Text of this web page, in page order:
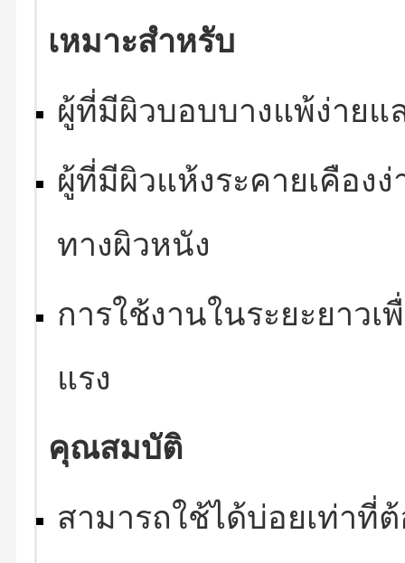
เหมาะสำหรับ
ผู้ที่มีผิวบอบบางแพ้ง่ายแ
ผู้ที่มีผิวแห้งระคายเคือง
ทางผิวหนัง
การใช้งานในระยะยาว
แรง
คุณสมบัติ
สามารถใช้ได้บ่อยเท่าที่